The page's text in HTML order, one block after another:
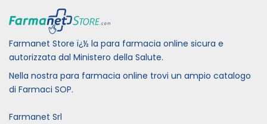
Farmanet Store ï¿½ la para farmacia online sicura e
autorizzata dal Ministero della Salute.
Nella nostra para farmacia online trovi un ampio catalogo
di Farmaci SOP.
Farmanet Srl